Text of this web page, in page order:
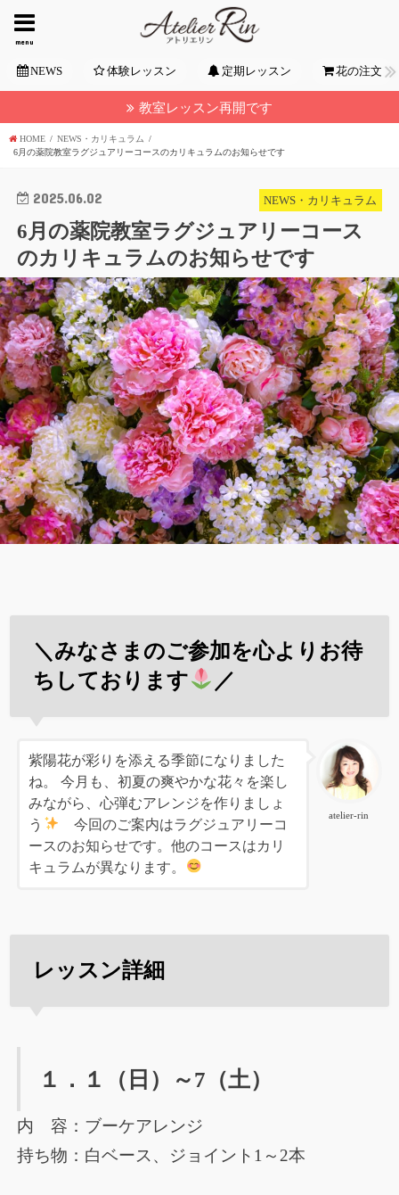
menu
NEWS 体験レッスン 定期レッスン 花の注文
教室レッスン再開です
HOME
NEWS・カリキュラム
6月の薬院教室ラグジュアリーコースのカリキュラムのお知らせです
NEWS・カリキュラム
2025.06.02
6月の薬院教室ラグジュアリーコース
のカリキュラムのお知らせです
＼みなさまのご参加を心よりお待
ちしております
／
atelier-rin
紫陽花が彩りを添える季節になりました
ね。 今月も、初夏の爽やかな花々を楽し
みながら、心弾むアレンジを作りましょ
う
今回のご案内はラグジュアリーコ
ースのお知らせです。他のコースはカリ
キュラムが異なります。
レッスン詳細
１．１（日）～7（土）
内 容：ブーケアレンジ
持ち物：白ベース、ジョイント1～2本